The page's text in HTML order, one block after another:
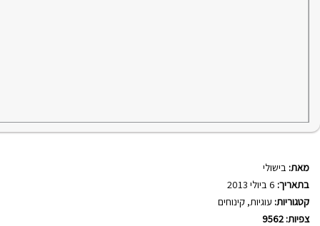
מאת: בישולי
בתאריך:
קטגוריות: עוגיות, קינוחים
צפיות: 9562